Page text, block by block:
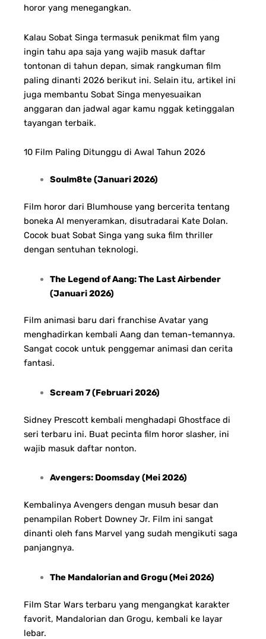
horor yang menegangkan.
Kalau Sobat Singa termasuk penikmat film yang
ingin tahu apa saja yang wajib masuk daftar
tontonan di tahun depan, simak rangkuman film
paling dinanti 2026 berikut ini. Selain itu, artikel ini
juga membantu Sobat Singa menyesuaikan
anggaran dan jadwal agar kamu nggak ketinggalan
tayangan terbaik.
10 Film Paling Ditunggu di Awal Tahun 2026
Soulm8te (Januari 2026)
Film horor dari Blumhouse yang bercerita tentang
boneka AI menyeramkan, disutradarai Kate Dolan.
Cocok buat Sobat Singa yang suka film thriller
dengan sentuhan teknologi.
The Legend of Aang: The Last Airbender
(Januari 2026)
Film animasi baru dari franchise Avatar yang
menghadirkan kembali Aang dan teman-temannya.
Sangat cocok untuk penggemar animasi dan cerita
fantasi.
Scream 7 (Februari 2026)
Sidney Prescott kembali menghadapi Ghostface di
seri terbaru ini. Buat pecinta film horor slasher, ini
wajib masuk daftar nonton.
Avengers: Doomsday (Mei 2026)
Kembalinya Avengers dengan musuh besar dan
penampilan Robert Downey Jr. Film ini sangat
dinanti oleh fans Marvel yang sudah mengikuti saga
panjangnya.
The Mandalorian and Grogu (Mei 2026)
Film Star Wars terbaru yang mengangkat karakter
favorit, Mandalorian dan Grogu, kembali ke layar
lebar.